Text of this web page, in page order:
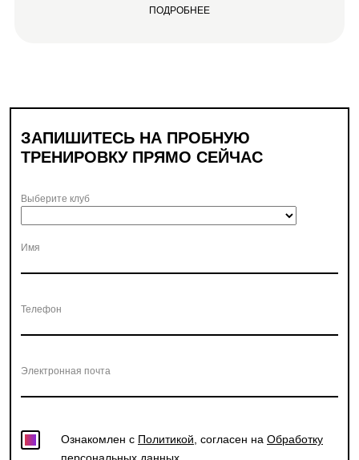
ПОДРОБНЕЕ
ЗАПИШИТЕСЬ НА ПРОБНУЮ
ТРЕНИРОВКУ ПРЯМО СЕЙЧАС
Выберите клуб
Имя
Телефон
Электронная почта
Ознакомлен с Политикой, согласен на Обработку